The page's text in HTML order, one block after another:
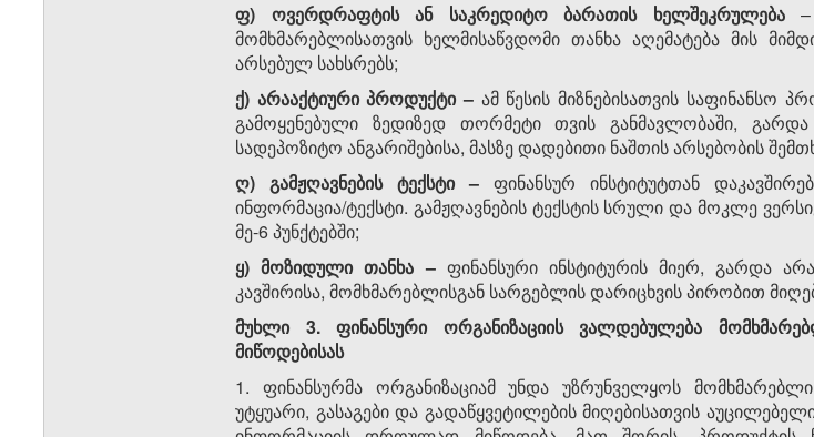
ფ) ოვერდრაფტის ან საკრედიტო ბარათის ხელშეკრულება–
მომხმარებლისათვის ხელმისაწვდომი თანხა აღემატება მის
არსებულ სახსრებს;
ქ) არააქტიური პროდუქტი – ამ წესის მიზნებისათვის
გამოყენებული ზედიზედ თორმეტი თვის განმავლობაში,
სადეპოზიტო ანგარიშებისა, მასზე დადებითი ნაშთის არსებობის
ღ) გამჟღავნების ტექსტი– ფინანსურ ინსტიტუტთან
ინფორმაცია/ტექსტი. გამჟღავნების ტექსტის სრული და მოკლე
მე-6 პუნქტებში;
ყ) მოზიდული თანხა– ფინანსური ინსტიტურის მიერ, გარდა
კავშირისა, მომხმარებლისგან სარგებლის დარიცხვის პირობით
მუხლი 3. ფინანსური ორგანიზაციის ვალდებულება
მიწოდებისას
1. ფინანსურმა ორგანიზაციამ უნდა უზრუნველყოს
უტყუარი, გასაგები და გადაწყვეტილების მიღებისათვის